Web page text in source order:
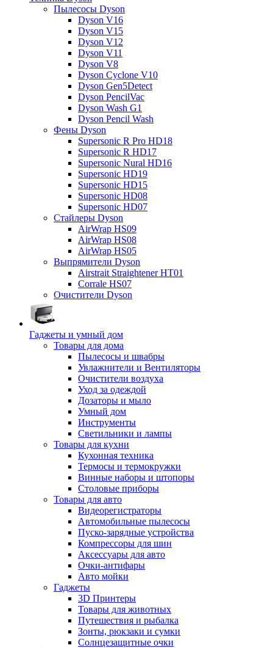
Пылесосы Dyson
Dyson V16
Dyson V15
Dyson V12
Dyson V11
Dyson V8
Dyson Cyclone V10
Dyson Gen5Detect
Dyson PencilVac
Dyson Wash G1
Dyson Pencil Wash
Фены Dyson
Supersonic R Pro HD18
Supersonic R HD17
Supersonic Nural HD16
Supersonic HD19
Supersonic HD15
Supersonic HD08
Supersonic HD07
Стайлеры Dyson
AirWrap HS09
AirWrap HS08
AirWrap HS05
Выпрямители Dyson
Airstrait Straightener HT01
Corrale HS07
Очистители Dyson
Гаджеты и умный дом
Товары для дома
Пылесосы и швабры
Увлажнители и Вентиляторы
Очистители воздуха
Уход за одеждой
Дозаторы и мыло
Умный дом
Инструменты
Светильники и лампы
Товары для кухни
Кухонная техника
Термосы и термокружки
Винные наборы и штопоры
Столовые приборы
Товары для авто
Видеорегистраторы
Автомобильные пылесосы
Пуско-зарядные устройства
Компрессоры для шин
Аксессуары для авто
Очки-антифары
Авто мойки
Гаджеты
3D Принтеры
Товары для животных
Путешествия и рыбалка
Зонты, рюкзаки и сумки
Солнцезащитные очки